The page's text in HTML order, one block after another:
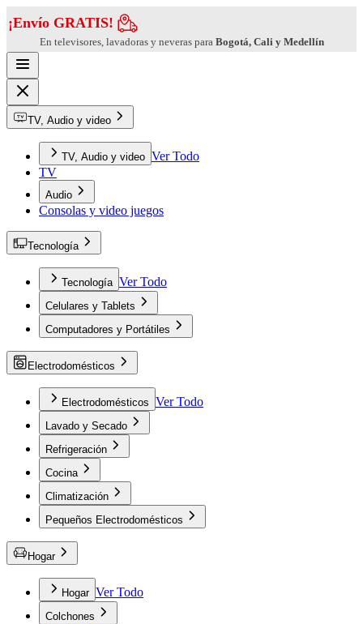
¡Envío GRATIS!
En televisores, lavadoras y neveras para Bogotá, Cali y Medellín
TV, Audio y video
TV, Audio y video Ver Todo
TV
Audio
Consolas y video juegos
Tecnología
Tecnología Ver Todo
Celulares y Tablets
Computadores y Portátiles
Electrodomésticos
Electrodomésticos Ver Todo
Lavado y Secado
Refrigeración
Cocina
Climatización
Pequeños Electrodomésticos
Hogar
Hogar Ver Todo
Colchones